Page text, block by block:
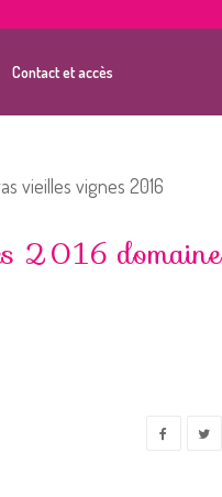
Contact et accès
vieilles vignes 2016
2016 domaine